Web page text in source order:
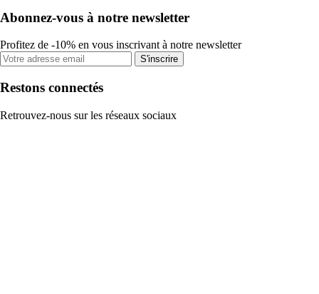
Abonnez-vous à notre newsletter
Profitez de -10% en vous inscrivant à notre newsletter
S'inscrire
Restons connectés
Retrouvez-nous sur les réseaux sociaux